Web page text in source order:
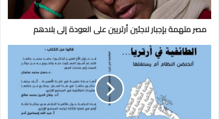
مصر متهمة بإجبار لاجئين أرتريين على العودة إلى بلادهم